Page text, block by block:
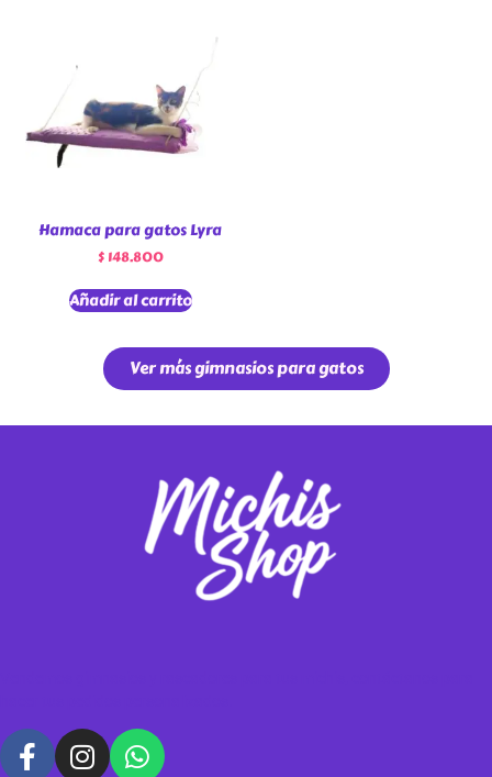
Hamaca para gatos Lyra
$148.800
Añadir al carrito
Ver más gimnasios para gatos